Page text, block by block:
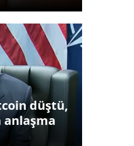
düştü,
anlaşma